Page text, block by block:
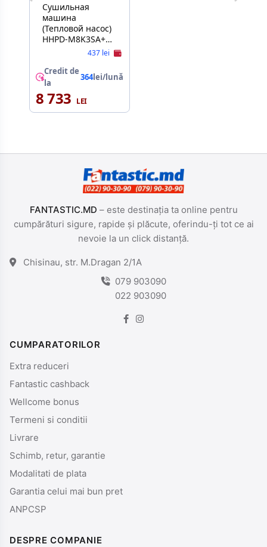
Сушильная
машина
(Тепловой насос)
HHPD-M8K3SA++
сенсорный |
Инвертор | 14
программ |
59.5х60х84.5
Серебристый
437 lei
Credit de
la
364lei/lună
8 733
FANTASTIC.MD – este destinația ta online pentru
cumpărături sigure, rapide și plăcute, oferindu-ți tot ce ai
nevoie la un click distanță.
Chisinau, str. M.Dragan 2/1A
079 903090
022 903090
CUMPARATORILOR
Extra reduceri
Fantastic cashback
Wellcome bonus
Termeni si conditii
Livrare
Schimb, retur, garantie
Modalitati de plata
Garantia celui mai bun pret
ANPCSP
DESPRE COMPANIE